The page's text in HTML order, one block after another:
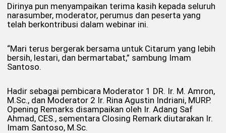
Dirinya pun menyampaikan terima kasih kepada seluruh
narasumber, moderator, perumus dan peserta yang
telah berkontribusi dalam webinar ini.
“Mari terus bergerak bersama untuk Citarum yang lebih
bersih, lestari, dan bermartabat,” sambung Imam
Santoso.
Hadir sebagai pembicara Moderator 1 DR. Ir. M. Amron,
M.Sc., dan Moderator 2 Ir. Rina Agustin Indriani, MURP.
Opening Remarks disampaikan oleh Ir. Adang Saf
Ahmad, CES., sementara Closing Remark diutarakan Ir.
Imam Santoso, M.Sc.